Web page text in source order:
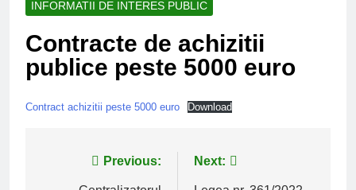
INFORMATII DE INTERES PUBLIC
Contracte de achizitii
publice peste 5000 euro
Contract achizitii peste 5000 euro Download
Previous: Next: